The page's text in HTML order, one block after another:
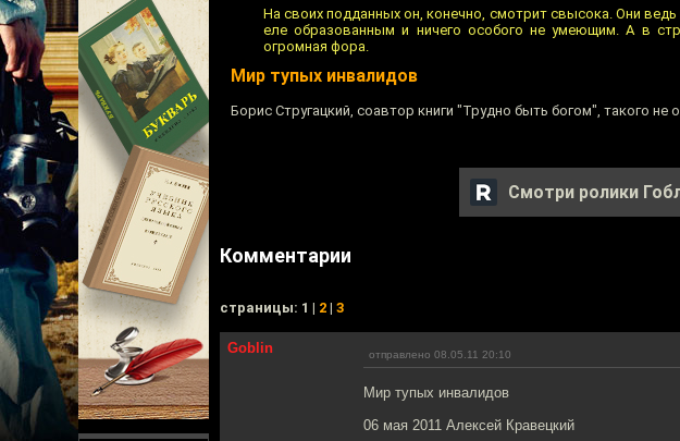
На своих подданных он, конечно, смотрит свысока. Они
еле образованным и ничего особого не умеющим. А в
огромная фора.
Мир тупых инвалидов
Борис Стругацкий, соавтор книги "Трудно быть богом", такого не
Смотри ролики
Комментарии
cтраницы: 1 | 2 | 3
Goblin отправлено 08.05.11 20:10
Мир тупых инвалидов
06 мая 2011 Алексей Кравецкий